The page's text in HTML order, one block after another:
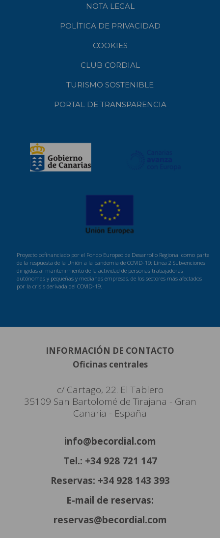
NOTA LEGAL
POLÍTICA DE PRIVACIDAD
COOKIES
CLUB CORDIAL
TURISMO SOSTENIBLE
PORTAL DE TRANSPARENCIA
Proyecto cofinanciado por el Fondo Europeo de Desarrollo Regional como parte
de la respuesta de la Unión a la pandemia de COVID-19: Línea 2 Subvenciones
dirigidas al mantenimiento de la actividad de personas trabajadoras
autónomas y pequeñas y medianas empresas, de los sectores más afectados
por la crisis derivada del COVID-19.
INFORMACIÓN DE CONTACTO
Oficinas centrales
c/ Cartago, 22. El Tablero
35109 San Bartolomé de Tirajana - Gran
Canaria - España
info@becordial.com
Tel.: +34 928 721 147
Reservas: +34 928 143 393
E-mail de reservas:
reservas@becordial.com